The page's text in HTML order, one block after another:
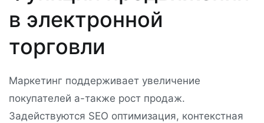
в электронной
торговли
Маркетинг поддерживает увеличение
покупателей а-также рост продаж.
Задействуются SEO оптимизация, контекстная